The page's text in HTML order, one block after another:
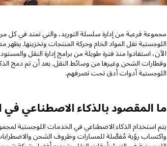
مجموعة فرعية من إدارة سلسلة التوريد، والتي تمتد في كل
اللوجستية نقل المواد الخام وحركة المنتجات وتخزينها.
الآن، استفادوا منذ فترة طويلة من برامج إدارة النقل
وقطارات الشحن وغيرها من وسائط النقل. بعد أن تم دمج
اللوجستية أدوات أدق تحت تصرفهم.
ما المقصود بالذكاء الاصطناعي
يتم استخدام الذكاء الاصطناعي في الخدمات اللوجستية
واكتساب رؤية مُفصَّلة للمسارات وظروف الشحن